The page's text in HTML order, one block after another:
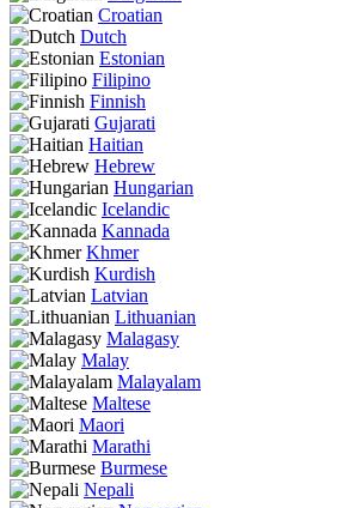
Croatian
Dutch
Estonian
Filipino
Finnish
Gujarati
Haitian
Hebrew
Hungarian
Icelandic
Kannada
Khmer
Kurdish
Latvian
Lithuanian
Malagasy
Malay
Malayalam
Maltese
Maori
Marathi
Burmese
Nepali